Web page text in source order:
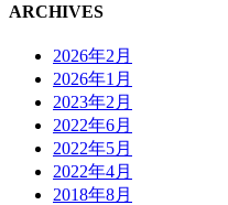
ARCHIVES
2026年2月
2026年1月
2023年2月
2022年6月
2022年5月
2022年4月
2018年8月